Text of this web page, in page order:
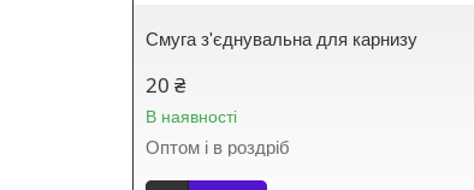
Смуга з'єднувальна для карнизу
20 ₴
В наявності
Оптом і в роздріб